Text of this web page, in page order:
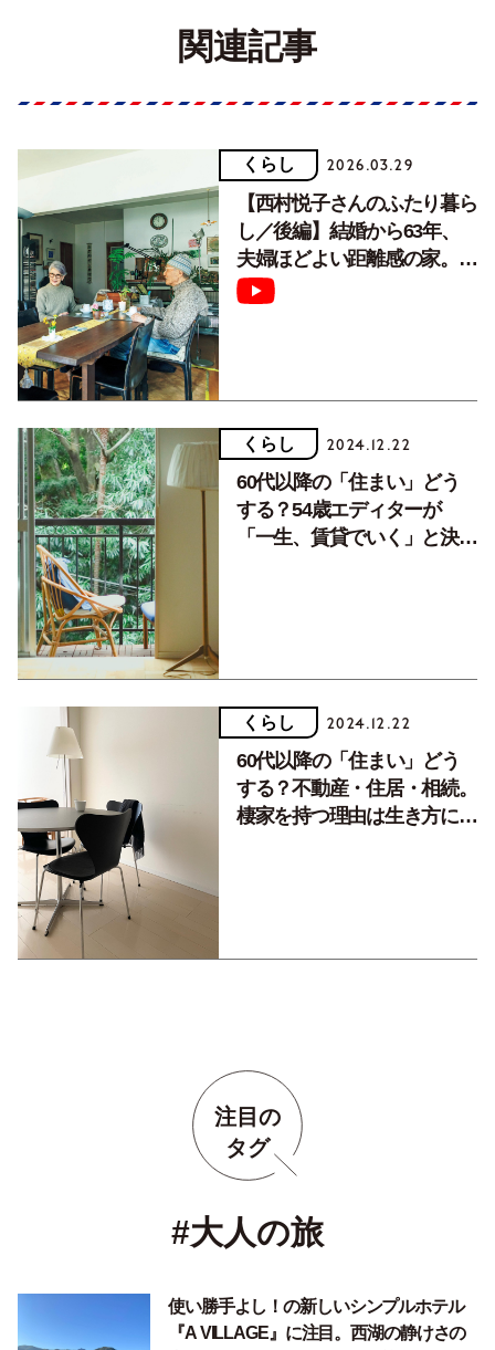
関連記事
くらし 2026.03.29
【西村悦子さんのふたり暮ら
し／後編】結婚から63年、
夫婦ほどよい距離感の家。ゴ
ッホの絵の壁紙をポイントに
くらし 2024.12.22
60代以降の「住まい」どう
する？54歳エディターが
「一生、賃貸でいく」と決め
くらし 2024.12.22
60代以降の「住まい」どう
する？不動産・住居・相続。
棲家を持つ理由は生き方に向
注目の
タグ
#大人の旅
使い勝手よし！の新しいシンプルホテル
『A VILLAGE』に注目。西湖の静けさの